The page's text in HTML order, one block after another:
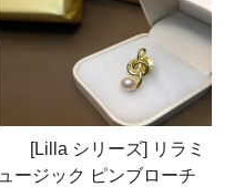
[Lilla シリーズ] リラミ
ュージック ピンブローチ